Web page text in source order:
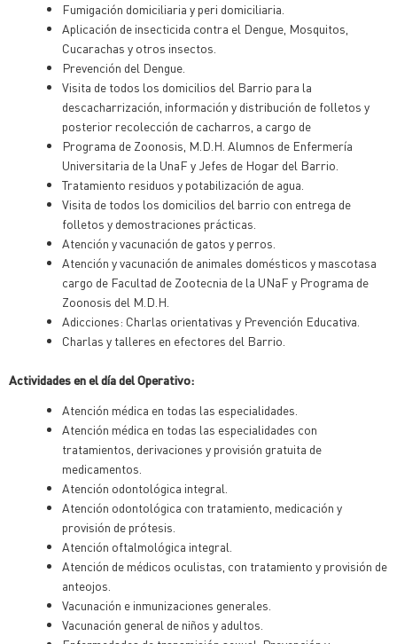
Fumigación domiciliaria y peri domiciliaria.
Aplicación de insecticida contra el Dengue, Mosquitos,
Cucarachas y otros insectos.
Prevención del Dengue.
Visita de todos los domicilios del Barrio para la
descacharrización, información y distribución de folletos y
posterior recolección de cacharros, a cargo de
Programa de Zoonosis, M.D.H. Alumnos de Enfermería
Universitaria de la UnaF y Jefes de Hogar del Barrio.
Tratamiento residuos y potabilización de agua.
Visita de todos los domicilios del barrio con entrega de
folletos y demostraciones prácticas.
Atención y vacunación de gatos y perros.
Atención y vacunación de animales domésticos y mascotasa
cargo de Facultad de Zootecnia de la UNaF y Programa de
Zoonosis del M.D.H.
Adicciones: Charlas orientativas y Prevención Educativa.
Charlas y talleres en efectores del Barrio.
Actividades en el día del Operativo:
Atención médica en todas las especialidades.
Atención médica en todas las especialidades con
tratamientos, derivaciones y provisión gratuita de
medicamentos.
Atención odontológica integral.
Atención odontológica con tratamiento, medicación y
provisión de prótesis.
Atención oftalmológica integral.
Atención de médicos oculistas, con tratamiento y provisión de
anteojos.
Vacunación e inmunizaciones generales.
Vacunación general de niños y adultos.